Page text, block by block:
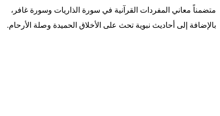
متضمناً معاني المفردات القرآنية في سورة الذاريات وسورة غافر،
بالإضافة إلى أحاديث نبوية تحث على الأخلاق الحميدة وصلة الأرحام.